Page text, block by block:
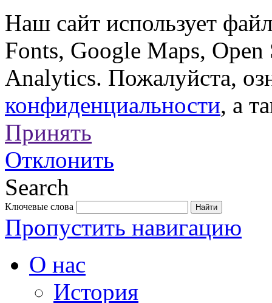
Наш сайт использует
Fonts, Google Maps,
Analytics. Пожалуйста,
конфиденциальности, а
Принять
Отклонить
Search
Ключевые слова
Пропустить навигацию
О нас
История